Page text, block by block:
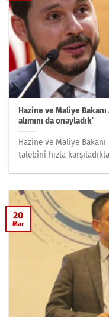
Hazine ve Maliye
alımını da onayladık’
Hazine ve Maliye Bakanı
talebini hızla
20
Mar